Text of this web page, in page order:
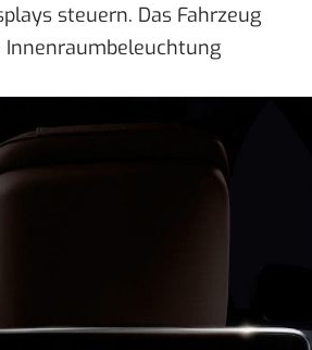
steuern. Das Fahrzeug
Innenraumbeleuchtung